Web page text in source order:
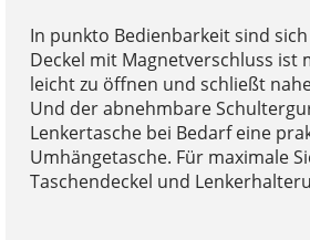
In punkto Bedienbarkeit sind
Deckel mit Magnetverschluss ist
leicht zu öffnen und schließt
Und der abnehmbare
Lenkertasche bei Bedarf eine
Umhängetasche. Für maximale
Taschendeckel und